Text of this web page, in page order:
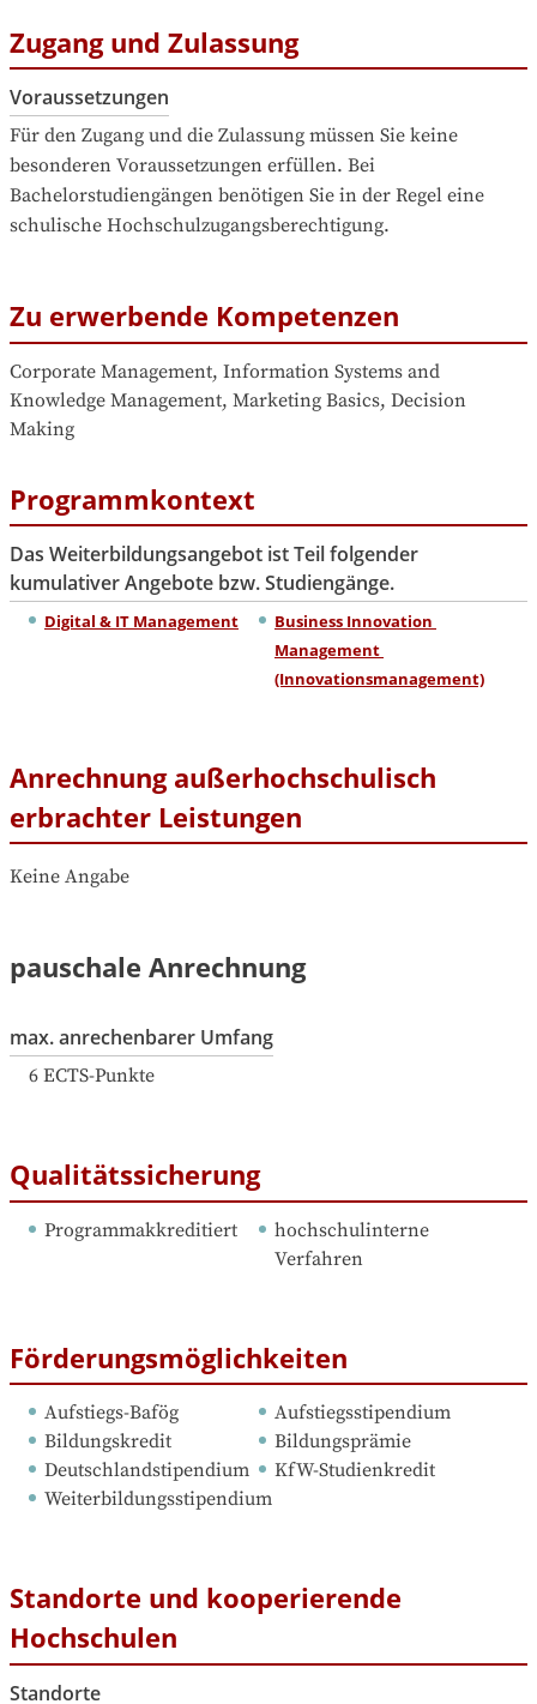
Zugang und Zulassung
Voraussetzungen
Für den Zugang und die Zulassung müssen Sie keine
besonderen Voraussetzungen erfüllen. Bei
Bachelorstudiengängen benötigen Sie in der Regel eine
schulische Hochschulzugangsberechtigung.
Zu erwerbende Kompetenzen
Corporate Management, Information Systems and
Knowledge Management, Marketing Basics, Decision
Making
Programmkontext
Das Weiterbildungsangebot ist Teil folgender
kumulativer Angebote bzw. Studiengänge.
Digital & IT Management
Business Innovation
Management
(Innovationsmanagement)
Anrechnung außerhochschulisch
erbrachter Leistungen
Keine Angabe
pauschale Anrechnung
max. anrechenbarer Umfang
6 ECTS-Punkte
Qualitätssicherung
Programmakkreditiert
hochschulinterne
Verfahren
Förderungsmöglichkeiten
Aufstiegs-Bafög
Aufstiegsstipendium
Bildungskredit
Bildungsprämie
Deutschlandstipendium
KfW-Studienkredit
Weiterbildungsstipendium
Standorte und kooperierende
Hochschulen
Standorte